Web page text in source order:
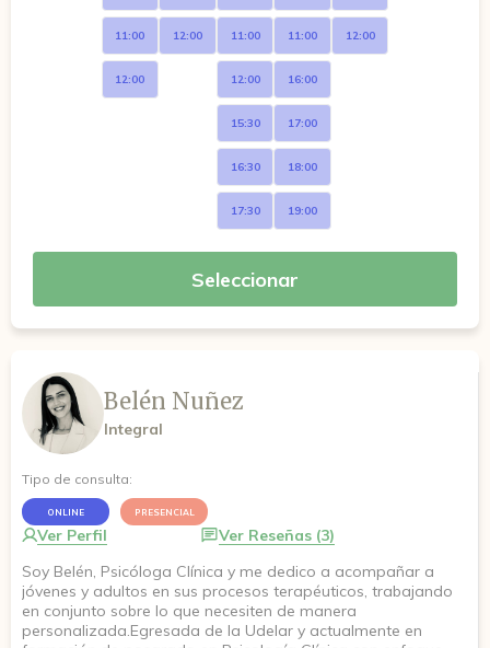
11:00
12:00
12:00 11:00
12:00
15:30
16:30
17:30
11:00
16:00
17:00
18:00
19:00
12:00
Seleccionar
Belén Nuñez
Integral
Tipo de consulta:
ONLINE PRESENCIAL
Ver Perfil
Ver Reseñas (3)
Soy Belén, Psicóloga Clínica y me dedico a acompañar a
jóvenes y adultos en sus procesos terapéuticos, trabajando
en conjunto sobre lo que necesiten de manera
personalizada.Egresada de la Udelar y actualmente en